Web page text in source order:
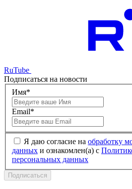
RuTube
Подписаться на новости
Имя*
Email*
Я даю согласие на обработку
данных и ознакомлен(а) с
персональных данных
Подписаться